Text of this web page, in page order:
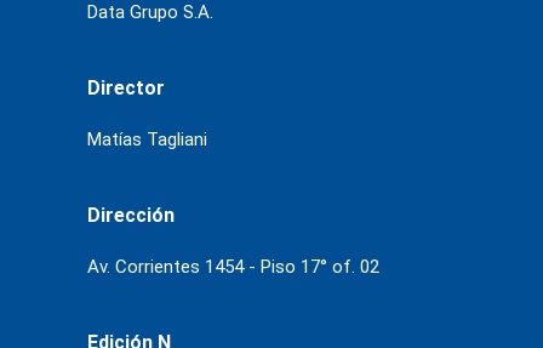
Data Grupo S.A.
Director
Matías Tagliani
Dirección
Av. Corrientes 1454 - Piso 17° of. 02
Edición N